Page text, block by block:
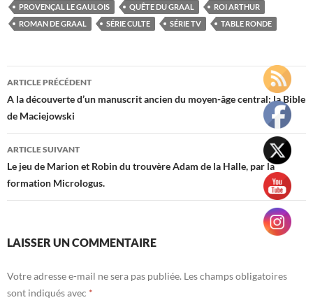
PROVENÇAL LE GAULOIS
QUÊTE DU GRAAL
ROI ARTHUR
ROMAN DE GRAAL
SÉRIE CULTE SÉRIE TV TABLE RONDE
Navigation
des
articles
ARTICLE PRÉCÉDENT
A la découverte d’un manuscrit ancien du moyen-âge central: la Bible
de Maciejowski
ARTICLE SUIVANT
Le jeu de Marion et Robin du trouvère Adam de la Halle, par la
formation Micrologus.
LAISSER UN COMMENTAIRE
Votre adresse e-mail ne sera pas publiée. Les champs obligatoires
sont indiqués avec *